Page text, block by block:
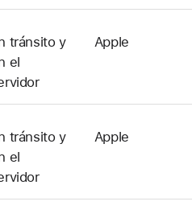
tránsito y
el
Apple
tránsito y
el
Apple